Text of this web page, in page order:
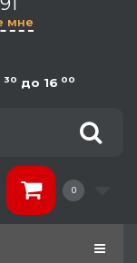
мне
30 до 16 00
0